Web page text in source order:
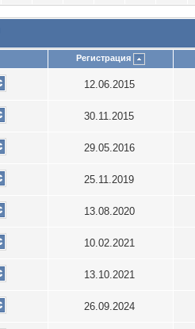
Регистрация
12.06.2015
30.11.2015
29.05.2016
25.11.2019
13.08.2020
10.02.2021
13.10.2021
26.09.2024